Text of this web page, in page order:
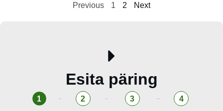
Previous
1 2 Next
Esita päring
1 2 3 4